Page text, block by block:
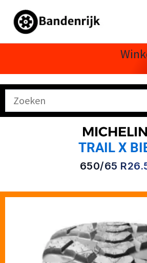
naar
MICHELIN
TRAIL X
650/65